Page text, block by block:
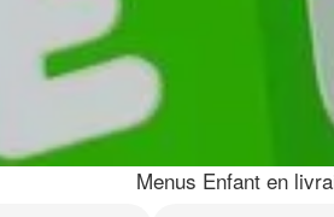
Menus Enfant en